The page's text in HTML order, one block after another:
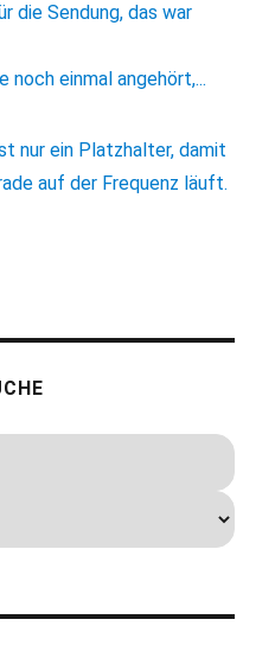
die Sendung, das war
noch einmal angehört,...
nur ein Platzhalter, damit
auf der Frequenz läuft.